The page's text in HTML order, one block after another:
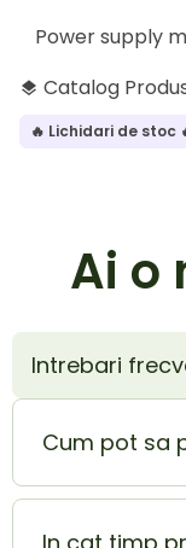
Power supply
layers Catalog
🔥 Lichidari de stoc
Ai o
Intrebari
Cum pot sa
Plata la
mai usor mod